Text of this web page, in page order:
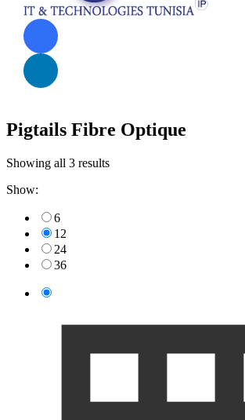
Pigtails Fibre Optique
Showing all 3 results
Show:
6
12
24
36